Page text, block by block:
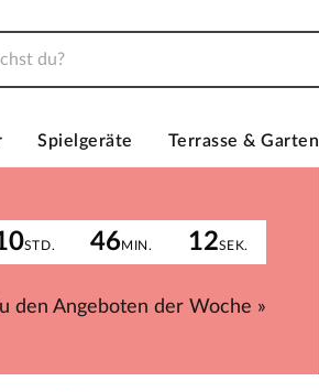
Spielgeräte Terrasse & Garten
STD. 46MIN. 12SEK.
den Angeboten der Woche »